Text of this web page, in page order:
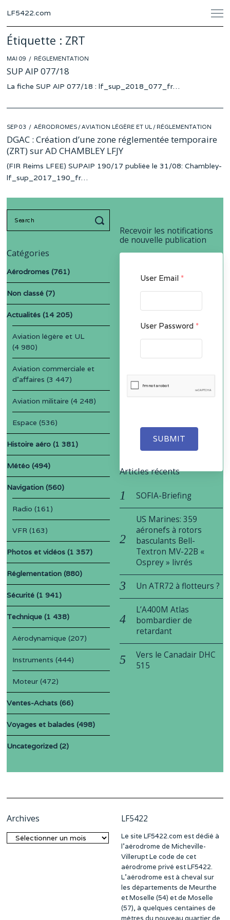
LF5422.com
Étiquette : ZRT
POSTED
ON
MAI 09 RÉGLEMENTATION
SUP AIP 077/18
La fiche SUP AIP 077/18 : lf_sup_2018_077_fr…
POSTED
ON
SEP 03 AÉRODROMES /AVIATION LÉGÈRE ET UL / RÉGLEMENTATION
DGAC : Création d’une zone réglementée temporaire
(ZRT) sur AD CHAMBLEY LFJY
(FIR Reims LFEE) SUPAIP 190/17 publiée le 31/08: Chambley-
lf_sup_2017_190_fr…
Recevoir les notifications
de nouvelle publication
User Email *
User Password *
SUBMIT
Catégories
Aérodromes (761)
Non classé (7)
Actualités (14 205)
Aviation légère et UL
(4 980)
Aviation commerciale et
d'affaires (3 447)
Aviation militaire (4 248)
Espace (536)
Histoire aéro (1 381)
Météo (494)
Navigation (560)
Radio (161)
VFR (163)
Photos et vidéos (1 357)
Réglementation (880)
Sécurité (1 941)
Technique (1 438)
Aérodynamique (207)
Instruments (444)
Moteur (472)
Ventes-Achats (66)
Voyages et balades (498)
Uncategorized (2)
Articles récents
SOFIA-Briefing
US Marines: 359
aéronefs à rotors
basculants Bell-
Textron MV-22B «
Osprey » livrés
Un ATR72 à flotteurs ?
L’A400M Atlas
bombardier de
retardant
Vers le Canadair DHC
515
Archives
Archives
LF5422
Le site LF5422.com est dédié à
l’aérodrome de Micheville-
Villerupt Le code de cet
aérodrome privé est LF5422.
L’aérodrome est à cheval sur
les départements de Meurthe
et Moselle (54) et de Moselle
(57), à quelques centaines de
mètres du nouveau quartier de